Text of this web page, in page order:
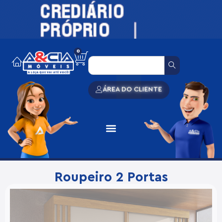
0
ÁREA DO CLIENTE
Roupeiro 2 Portas